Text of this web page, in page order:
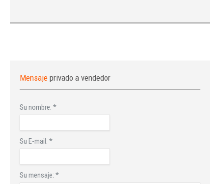
Mensaje privado a vendedor
Su nombre: *
Su E-mail: *
Su mensaje: *